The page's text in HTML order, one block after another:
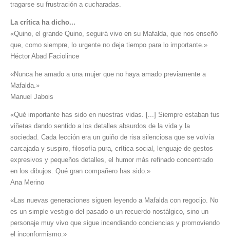
tragarse su frustración a cucharadas.
La crítica ha dicho...
«Quino, el grande Quino, seguirá vivo en su Mafalda, que nos enseñó
que, como siempre, lo urgente no deja tiempo para lo importante.»
Héctor Abad Faciolince
«Nunca he amado a una mujer que no haya amado previamente a
Mafalda.»
Manuel Jabois
«Qué importante has sido en nuestras vidas. [...] Siempre estaban tus
viñetas dando sentido a los detalles absurdos de la vida y la
sociedad. Cada lección era un guiño de risa silenciosa que se volvía
carcajada y suspiro, filosofía pura, crítica social, lenguaje de gestos
expresivos y pequeños detalles, el humor más refinado concentrado
en los dibujos. Qué gran compañero has sido.»
Ana Merino
«Las nuevas generaciones siguen leyendo a Mafalda con regocijo. No
es un simple vestigio del pasado o un recuerdo nostálgico, sino un
personaje muy vivo que sigue incendiando conciencias y promoviendo
el inconformismo.»